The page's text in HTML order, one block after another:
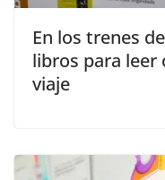
En los trenes
libros para leer
viaje